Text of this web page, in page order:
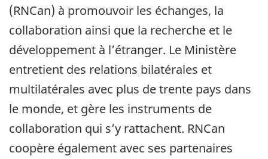
(RNCan) à promouvoir les échanges, la
collaboration ainsi que la recherche et le
développement à l’étranger. Le Ministère
entretient des relations bilatérales et
multilatérales avec plus de trente pays dans
le monde, et gère les instruments de
collaboration qui s’y rattachent. RNCan
coopère également avec ses partenaires